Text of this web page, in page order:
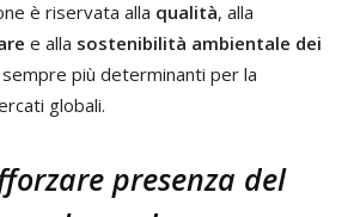
è riservata alla qualità, alla
e alla sostenibilità ambientale dei
più determinanti per la
globali.
presenza del